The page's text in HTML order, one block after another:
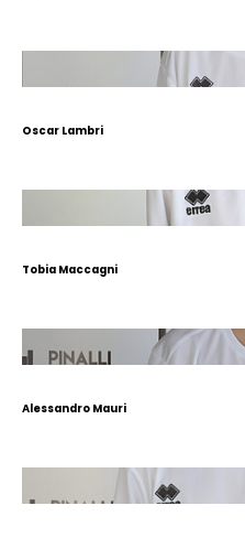
Oscar Lambri
Tobia Maccagni
Alessandro Mauri